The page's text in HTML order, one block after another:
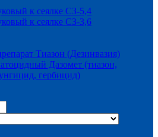
к сеялке СЗ-5,4
к сеялке СЗ-3,6
Тиазон (Дезинвазия)
Дазомет (тиазон,
гербицид)